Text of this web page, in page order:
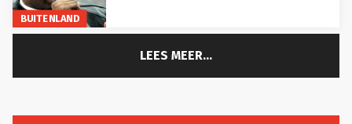
BUITENLAND
LEES MEER...